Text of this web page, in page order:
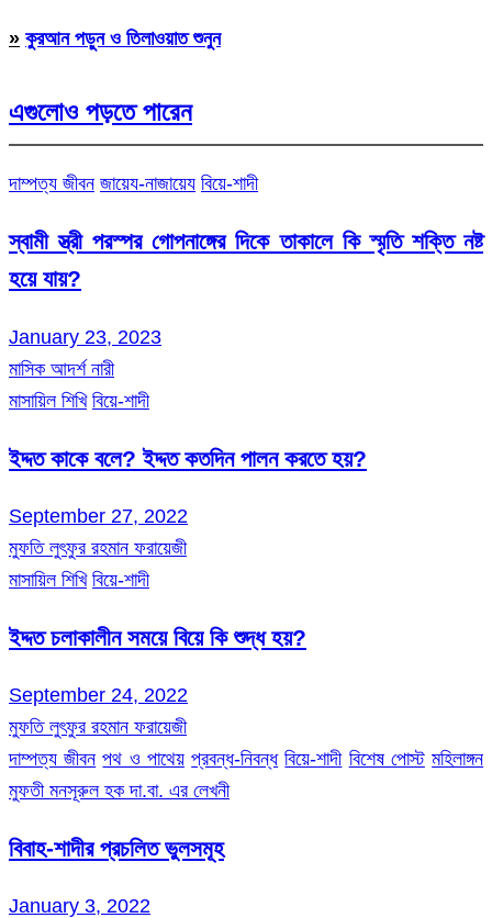
» কুরআন পড়ুন ও তিলাওয়াত শুনুন
এগুলোও পড়তে পারেন
দাম্পত্য জীবন জায়েয-নাজায়েয বিয়ে-শাদী
স্বামী স্ত্রী পরস্পর গোপনাঙ্গের দিকে তাকালে কি স্মৃতি শক্তি নষ্ট
হয়ে যায়?
January 23, 2023
মাসিক আদর্শ নারী
মাসায়িল শিখি বিয়ে-শাদী
ইদ্দত কাকে বলে? ইদ্দত কতদিন পালন করতে হয়?
September 27, 2022
মুফতি লুৎফুর রহমান ফরায়েজী
মাসায়িল শিখি বিয়ে-শাদী
ইদ্দত চলাকালীন সময়ে বিয়ে কি শুদ্ধ হয়?
September 24, 2022
মুফতি লুৎফুর রহমান ফরায়েজী
দাম্পত্য জীবন পথ ও পাথেয় প্রবন্ধ-নিবন্ধ বিয়ে-শাদী বিশেষ পোস্ট মহিলাঙ্গন
মুফতী মনসূরুল হক দা.বা. এর লেখনী
বিবাহ-শাদীর প্রচলিত ভুলসমূহ
January 3, 2022